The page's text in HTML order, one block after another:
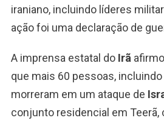
iraniano, incluindo líderes
ação foi uma declaração de
A imprensa estatal do Irã
que mais 60 pessoas,
morreram em um ataque de
conjunto residencial em Teerã,